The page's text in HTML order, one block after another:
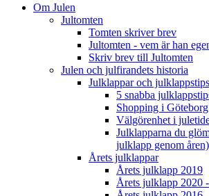
Om Julen
Jultomten
Tomten skriver brev
Jultomten - vem är han
Skriv brev till Jultomten
Julen och julfirandets historia
Julklappar och julklappstips
5 snabba
Shopping i Göteborg
Välgörenhet i
Julklapparna du
julklapp genom åren)
Årets julklappar
Årets julklapp 2019
Årets julklapp 2020